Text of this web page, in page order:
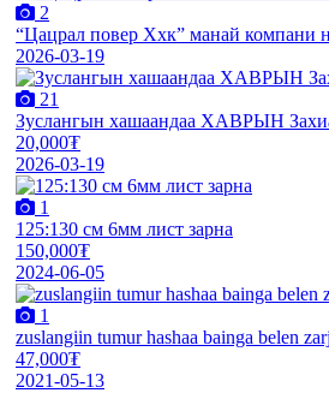
2
“Цацрал повер Ххк” манай компани
2026-03-19
21
Зуслангын хашаандаа ХАВРЫН
20,000₮
2026-03-19
1
125:130 см 6мм лист зарна
150,000₮
2024-06-05
1
zuslangiin tumur hashaa bainga belen
47,000₮
2021-05-13